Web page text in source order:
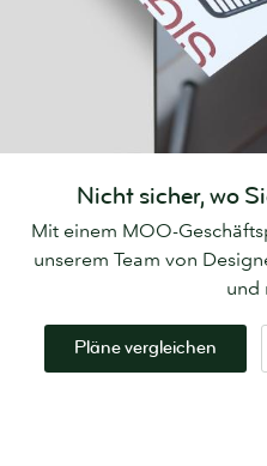
Nicht sicher, wo
Mit einem MOO-
unserem Team von
und
Pläne vergleichen